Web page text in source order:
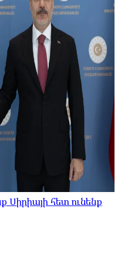
հետ ունենք